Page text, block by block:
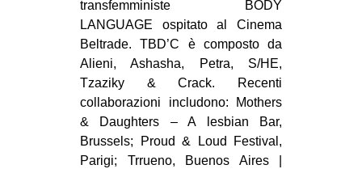
transfemministe BODY
LANGUAGE ospitato al Cinema
Beltrade. TBD’C è composto da
Alieni, Ashasha, Petra, S/HE,
Tzaziky & Crack. Recenti
collaborazioni includono: Mothers
& Daughters – A lesbian Bar,
Brussels; Proud & Loud Festival,
Parigi; Trrueno, Buenos Aires |